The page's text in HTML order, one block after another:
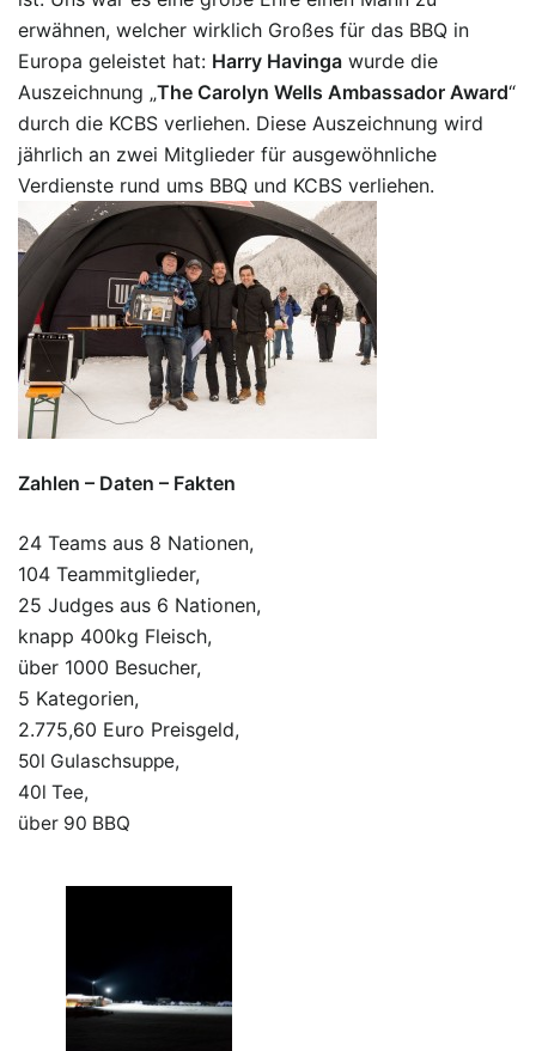
erwähnen, welcher wirklich Großes für das BBQ in
Europa geleistet hat: Harry Havinga wurde die
Auszeichnung „The Carolyn Wells Ambassador Award“
durch die KCBS verliehen. Diese Auszeichnung wird
jährlich an zwei Mitglieder für ausgewöhnliche
Verdienste rund ums BBQ und KCBS verliehen.
Zahlen – Daten – Fakten
24 Teams aus 8 Nationen,
104 Teammitglieder,
25 Judges aus 6 Nationen,
knapp 400kg Fleisch,
über 1000 Besucher,
5 Kategorien,
2.775,60 Euro Preisgeld,
50l Gulaschsuppe,
40l Tee,
über 90 BBQ